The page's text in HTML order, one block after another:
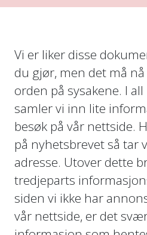
Vi er liker disse
du gjør, men det må
orden på sysakene. I
samler vi inn lite
besøk på vår nettside.
på nyhetsbrevet så tar
adresse. Utover dette
tredjeparts
siden vi ikke har
vår nettside, er det